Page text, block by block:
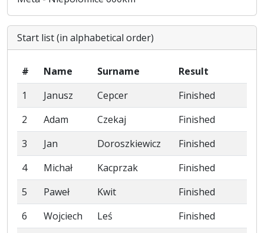
Start list (in alphabetical order)
# Name Surname
Result
1
Janusz Cepcer
Finished
2
Adam Czekaj
Finished
3
Jan Doroszkiewicz
Finished
4
Michał Kacprzak
Finished
5
Paweł Kwit
Finished
6
Wojciech Leś
Finished